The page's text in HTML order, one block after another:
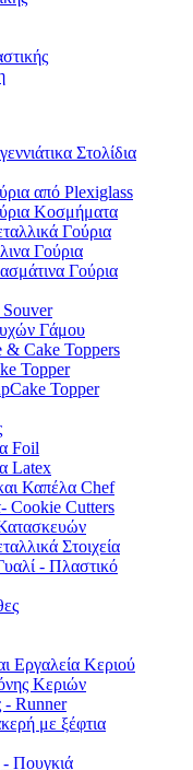
Στολίδια
από Plexiglass
Κοσμήματα
Γούρια
Γούρια
Γούρια
Souver
Γάμου
& Cake Toppers
Topper
Topper
Foil
Latex
Καπέλα Chef
Cookie Cutters
Στοιχεία
- Πλαστικό
Εργαλεία Κεριού
Κεριών
- Runner
με ξέφτια
- Πουγκιά